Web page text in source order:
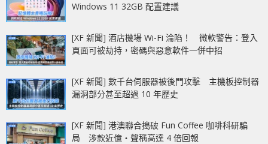
Windows 11 32GB 配置建議
[XF 新聞] 酒店機場 Wi-Fi 淪陷！ 微軟警告：登入
頁面可被劫持，密碼與惡意軟件一併中招
[XF 新聞] 數千台伺服器被後門攻擊 主機板控制器
漏洞部分甚至超過 10 年歷史
[XF 新聞] 港澳聯合搗破 Fun Coffee 咖啡科研騙
局 涉款近億‧聲稱高達 4 倍回報